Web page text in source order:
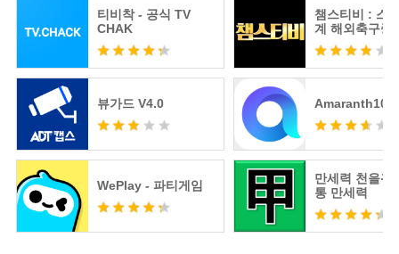
티비착 - 공식 TV
CHAK
뷰가드 V4.0
WePlay - 파티게임
챔스티비 : 스
계 해외축구중
츠분석
Amaranth10
만세력 천을귀
통 만세력